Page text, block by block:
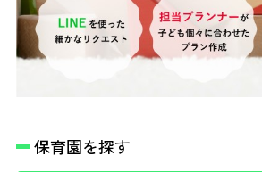
保育園を探す